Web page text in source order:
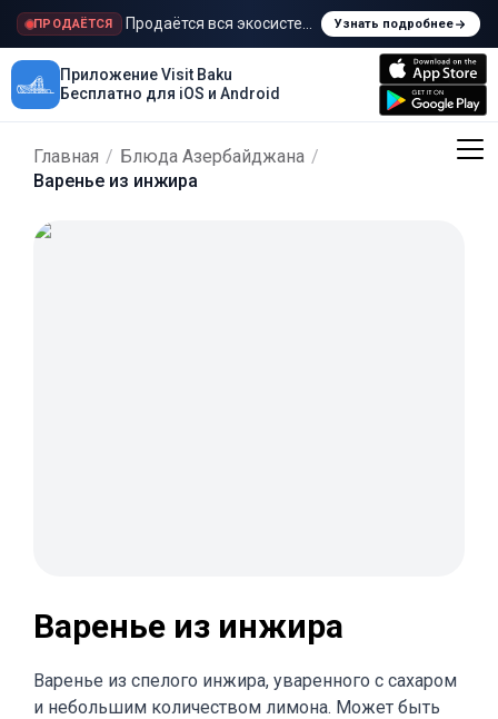
ПРОДАЁТСЯ Продаётся вся экосистема Visit BakuУзнать подробнее
Приложение Visit Baku
Бесплатно для iOS и Android
Главная / Блюда Азербайджана /
Варенье из инжира
Варенье из инжира
Варенье из спелого инжира, уваренного с сахаром
и небольшим количеством лимона. Может быть